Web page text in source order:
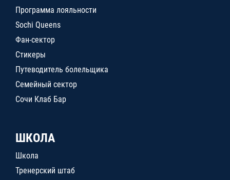
Программа лояльности
Sochi Queens
Фан-сектор
Стикеры
Путеводитель болельщика
Семейный сектор
Сочи Клаб Бар
ШКОЛА
Школа
Тренерский штаб